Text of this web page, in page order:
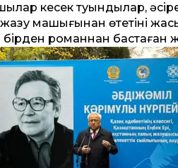
кесек туындылар,
машығынан өтетіні
романнан бастаған